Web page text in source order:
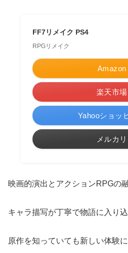
FF7リメイク PS4
RPGリメイク
Amazon
楽天市場
Yahooショッ
メルカリ
映画的演出とアクションRPGの
キャラ描写が丁寧で物語に入り込
原作を知っていても新しい体験に